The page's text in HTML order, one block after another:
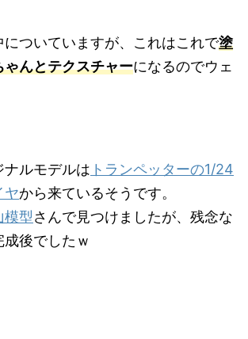
ついていますが、これはこれで塗
んとテクスチャーになるのでウェ
ナルモデルは トランペッターの1/24
ヤから来ているそうです。
模型さんで見つけましたが、残念な
後でしたｗ